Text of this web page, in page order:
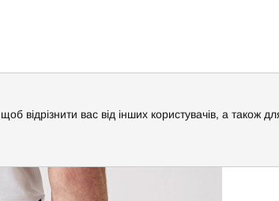
відрізнити вас від інших користувачів, а
синій